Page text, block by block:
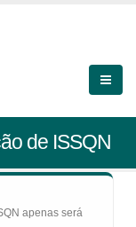
de ISSQN
apenas será